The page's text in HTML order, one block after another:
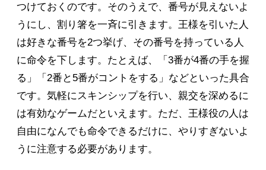
つけておくのです。そのうえで、番号が見えないよ
うにし、割り箸を一斉に引きます。王様を引いた人
は好きな番号を2つ挙げ、その番号を持っている人
に命令を下します。たとえば、「3番が4番の手を握
る」「2番と5番がコントをする」などといった具合
です。気軽にスキンシップを行い、親交を深めるに
は有効なゲームだといえます。ただ、王様役の人は
自由になんでも命令できるだけに、やりすぎないよ
うに注意する必要があります。